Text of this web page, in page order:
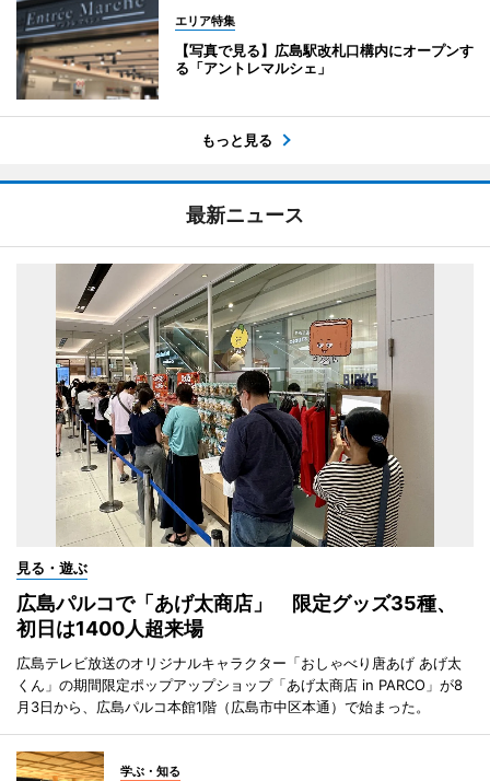
エリア特集
【写真で見る】広島駅改札口構内にオープンす
る「アントレマルシェ」
もっと見る
最新ニュース
見る・遊ぶ
広島パルコで「あげ太商店」 限定グッズ35種、
初日は1400人超来場
広島テレビ放送のオリジナルキャラクター「おしゃべり唐あげ あげ太
くん」の期間限定ポップアップショップ「あげ太商店 in PARCO」が8
月3日から、広島パルコ本館1階（広島市中区本通）で始まった。
学ぶ・知る